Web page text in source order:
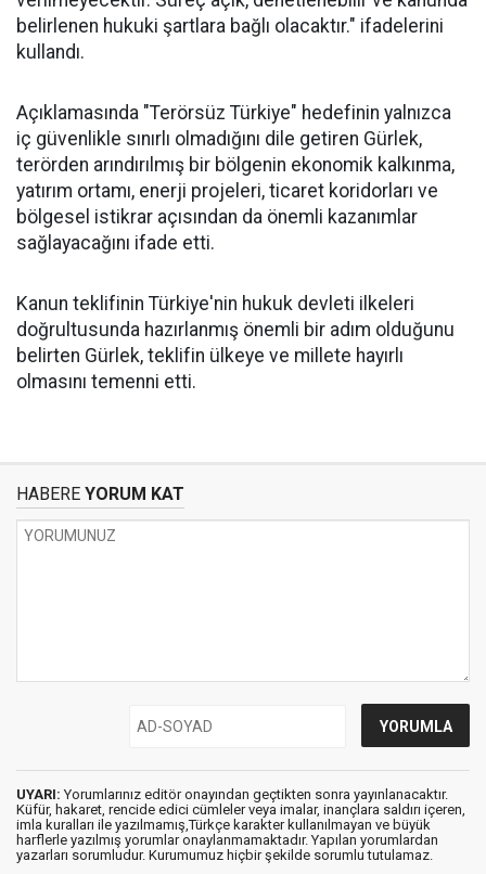
belirlenen hukuki şartlara bağlı olacaktır." ifadelerini
kullandı.
Açıklamasında "Terörsüz Türkiye" hedefinin yalnızca
iç güvenlikle sınırlı olmadığını dile getiren Gürlek,
terörden arındırılmış bir bölgenin ekonomik kalkınma,
yatırım ortamı, enerji projeleri, ticaret koridorları ve
bölgesel istikrar açısından da önemli kazanımlar
sağlayacağını ifade etti.
Kanun teklifinin Türkiye'nin hukuk devleti ilkeleri
doğrultusunda hazırlanmış önemli bir adım olduğunu
belirten Gürlek, teklifin ülkeye ve millete hayırlı
olmasını temenni etti.
HABERE YORUM KAT
UYARI: Yorumlarınız editör onayından geçtikten sonra yayınlanacaktır.
Küfür, hakaret, rencide edici cümleler veya imalar, inançlara saldırı içeren,
imla kuralları ile yazılmamış,Türkçe karakter kullanılmayan ve büyük
harflerle yazılmış yorumlar onaylanmamaktadır. Yapılan yorumlardan
yazarları sorumludur. Kurumumuz hiçbir şekilde sorumlu tutulamaz.